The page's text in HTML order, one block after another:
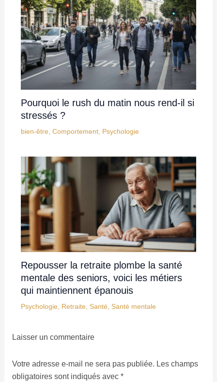
Pourquoi le rush du matin nous rend-il si
stressés ?
bien-être Comportement, Psychologie
Repousser la retraite plombe la santé
mentale des seniors, voici les métiers
qui maintiennent épanouis
Psychologie Retraite Santé Santé mentale
Laisser un commentaire
Votre adresse e-mail ne sera pas publiée. Les champs
obligatoires sont indiqués avec *